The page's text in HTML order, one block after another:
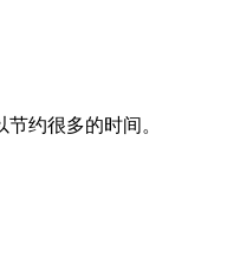
约很多的时间。